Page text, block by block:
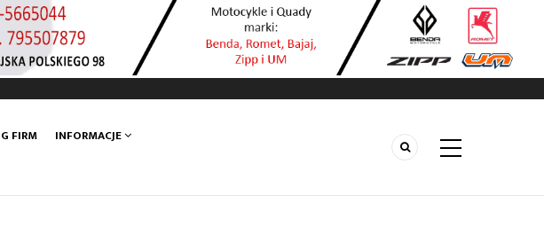
FIRM INFORMACJE